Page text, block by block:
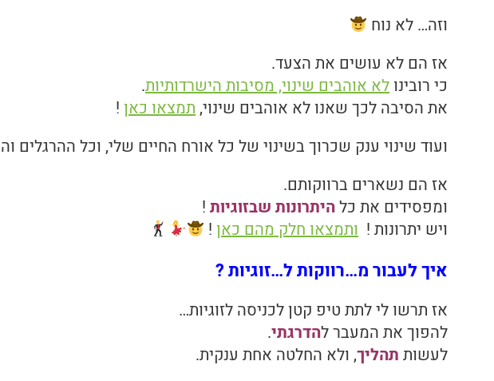
וזה… לא נוח
אז הם לא עושים את הצעד.
כי רובינו לא אוהבים שינוי, מסיבות הישרדותיות.
את הסיבה לכך שאנו לא אוהבים שינוי,תמצאו כאן!
ועוד שינוי ענק שכרוך בשינוי של כל אורח החיים שלי, וכל ההרגלים
אז הם נשארים ברווקותם.
ומפסידים את כלהיתרונות שבזוגיות!
ויש יתרונות ! ותמצאו חלק מהם כאן!
איך לעבור מ…רווקות ל…זוגיות ?
אז תרשו לי לתת טיפ קטן לכניסה לזוגיות…
להפוך את המעברלהדרגתי.
לעשות תהליך, ולא החלטה אחת ענקית.